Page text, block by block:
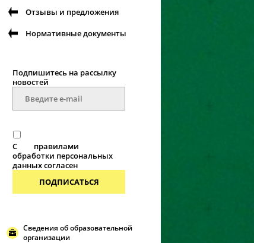
Отзывы и предложения
Нормативные документы
Подпишитесь на рассылку
новостей
С
правилами
обработки персональных
данных согласен
ПОДПИСАТЬСЯ
Сведения об образовательной
организации